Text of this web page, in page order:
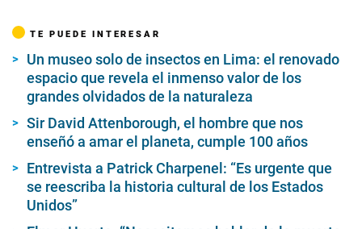
TE PUEDE INTERESAR
Un museo solo de insectos en Lima: el renovado
espacio que revela el inmenso valor de los
grandes olvidados de la naturaleza
Sir David Attenborough, el hombre que nos
enseñó a amar el planeta, cumple 100 años
Entrevista a Patrick Charpenel: “Es urgente que
se reescriba la historia cultural de los Estados
Unidos”